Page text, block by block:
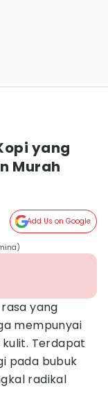
yang
Murah
Add Us on Google
yang
mempunyai
Terdapat
pada bubuk
radikal